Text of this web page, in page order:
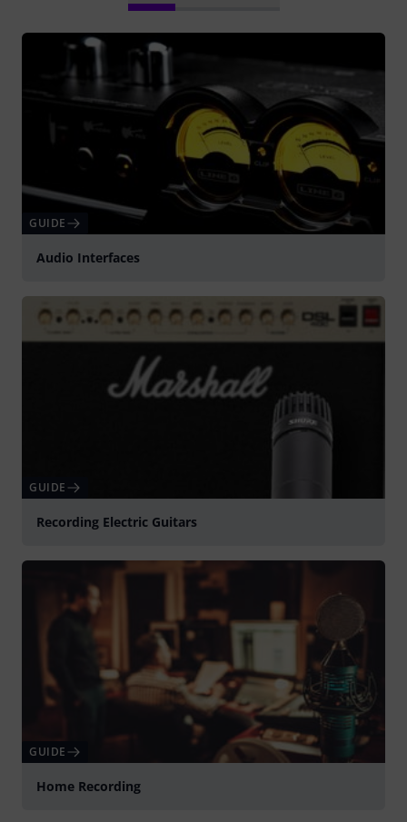
GUIDE
Audio Interfaces
GUIDE
Recording Electric Guitars
GUIDE
Home Recording